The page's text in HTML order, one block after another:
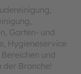
Garten- und
Hygieneservice
und
Branche!